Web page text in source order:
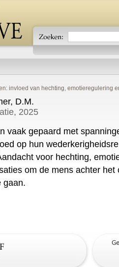
invloed van hechting, emotieregulering
D.M.
2025
vaak gepaard met
op hun
voor hechting,
om de mens achter
gaan.